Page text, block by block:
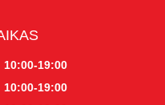
10:00-19:00
10:00-19:00